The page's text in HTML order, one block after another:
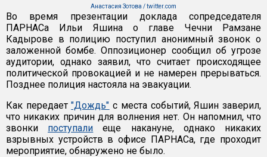
Анастасия Зотова / twitter.com
Во время презентации доклада сопредседателя
ПАРНАСа Ильи Яшина о главе Чечни Рамзане
Кадырове в полицию поступил анонимный звонок о
заложенной бомбе. Оппозиционер сообщил об угрозе
аудитории, однако заявил, что считает происходящее
политической провокацией и не намерен прерываться.
Позднее полиция настояла на эвакуации.
Как передает"Дождь" с места событий, Яшин заверил,
что никаких причин для волнения нет. Он напомнил, что
звонки поступали еще накануне, однако никаких
взрывных устройств в офисе ПАРНАСа, где проходит
мероприятие, обнаружено не было.